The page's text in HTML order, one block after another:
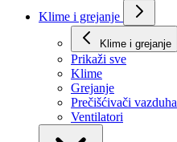
Klime i grejanje
Klime i grejanje
Prikaži svе
Klime
Grejanje
Prečišćivači vazduha
Ventilatori